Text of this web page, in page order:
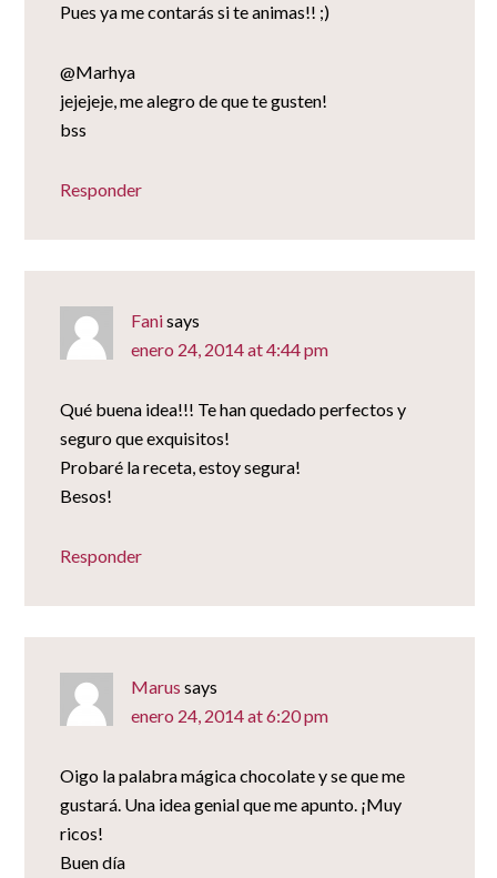
Pues ya me contarás si te animas!! ;)
@Marhya
jejejeje, me alegro de que te gusten!
bss
Responder
Fanisays
enero 24, 2014 at 4:44 pm
Qué buena idea!!! Te han quedado perfectos y
seguro que exquisitos!
Probaré la receta, estoy segura!
Besos!
Responder
Marus says
enero 24, 2014 at 6:20 pm
Oigo la palabra mágica chocolate y se que me
gustará. Una idea genial que me apunto. ¡Muy
ricos!
Buen día